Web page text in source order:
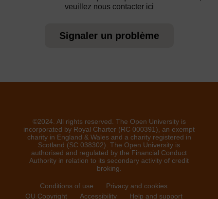
veuillez nous contacter ici
Signaler un problème
©2024. All rights reserved. The Open University is
incorporated by Royal Charter (RC 000391), an exempt
charity in England & Wales and a charity registered in
Scotland (SC 038302). The Open University is
authorised and regulated by the Financial Conduct
Authority in relation to its secondary activity of credit
broking.
Conditions of use
Privacy and cookies
OU Copyright
Accessibility Help and support